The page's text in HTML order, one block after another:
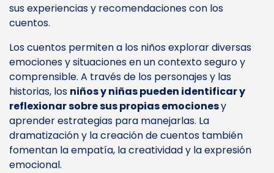
sus experiencias y recomendaciones con los
cuentos.
Los cuentos permiten a los niños explorar diversas
emociones y situaciones en un contexto seguro y
comprensible. A través de los personajes y las
historias, los niños y niñas pueden identificar y
reflexionar sobre sus propias emocionesy
aprender estrategias para manejarlas. La
dramatización y la creación de cuentos también
fomentan la empatía, la creatividad y la expresión
emocional.